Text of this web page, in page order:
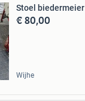
Stoel biedermeier
€ 80,00
Wijhe